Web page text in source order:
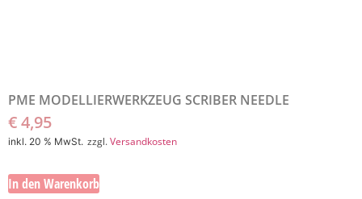
PME MODELLIERWERKZEUG SCRIBER NEEDLE
€4,95
inkl. 20 % MwSt. zzgl.Versandkosten
In den Warenkorb